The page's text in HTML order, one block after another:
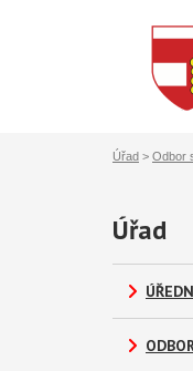
Úřad > Odbor
Úřad